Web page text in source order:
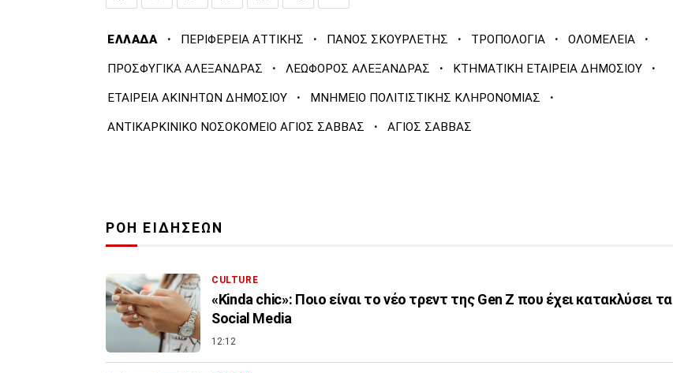
ΕΛΛΑΔΑ · ΠΕΡΙΦΕΡΕΙΑ ΑΤΤΙΚΗΣ · ΠΑΝΟΣ ΣΚΟΥΡΛΕΤΗΣ · ΤΡΟΠΟΛΟΓΙΑ · ΟΛΟΜΕΛΕΙΑ ·
ΠΡΟΣΦΥΓΙΚΑ ΑΛΕΞΑΝΔΡΑΣ · ΛΕΩΦΟΡΟΣ ΑΛΕΞΑΝΔΡΑΣ · ΚΤΗΜΑΤΙΚΗ ΕΤΑΙΡΕΙΑ ΔΗΜΟΣΙΟΥ ·
ΕΤΑΙΡΕΙΑ ΑΚΙΝΗΤΩΝ ΔΗΜΟΣΙΟΥ · ΜΝΗΜΕΙΟ ΠΟΛΙΤΙΣΤΙΚΗΣ ΚΛΗΡΟΝΟΜΙΑΣ ·
ΑΝΤΙΚΑΡΚΙΝΙΚΟ ΝΟΣΟΚΟΜΕΙΟ ΑΓΙΟΣ ΣΑΒΒΑΣ · ΑΓΙΟΣ ΣΑΒΒΑΣ
ΡΟΗ ΕΙΔΗΣΕΩΝ
CULTURE
«Kinda chic»: Ποιο είναι το νέο τρεντ της Gen Z που έχει κατακλύσει τα
Social Media
12:12